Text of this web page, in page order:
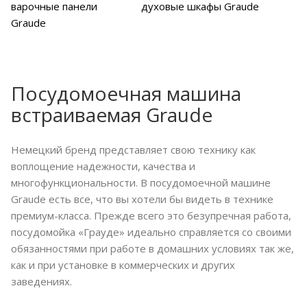
варочные панели
Graude
духовые шкафы Graude
Посудомоечная машина
встраиваемая Graude
Немецкий бренд представляет свою технику как
воплощение надежности, качества и
многофункциональности. В посудомоечной машине
Graude есть все, что вы хотели бы видеть в технике
премиум-класса. Прежде всего это безупречная работа,
посудомойка «Грауде» идеально справляется со своими
обязанностями при работе в домашних условиях так же,
как и при установке в коммерческих и других
заведениях.